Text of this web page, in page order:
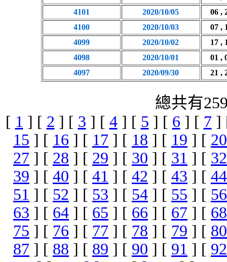
4101
2020/10/05
06 ,
4100
2020/10/03
07 ,
4099
2020/10/02
17 ,
4098
2020/10/01
01 ,
4097
2020/09/30 21 ,
總共有
[ 1 ] [ 2 ] [ 3 ] [ 4] [ 5 ] [ 6 ] [ 7 ]
15 ] [ 16 ] [ 17 ] [ 18 ] [ 19 ] [ 20
27 ] [ 28 ] [ 29 ] [ 30 ] [ 31 ] [ 32
39 ] [ 40 ] [ 41 ] [ 42 ] [ 43 ] [ 44
51 ] [ 52 ] [ 53 ] [ 54 ] [ 55 ] [ 56
63 ] [ 64 ] [ 65 ] [ 66 ] [ 67 ] [ 68
75 ] [ 76 ] [ 77 ] [ 78 ] [ 79 ] [ 80
87 ] [ 88 ] [ 89 ] [ 90 ] [ 91 ] [ 92